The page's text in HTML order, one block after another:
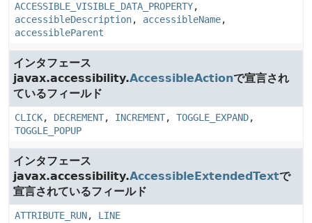
ACCESSIBLE_VISIBLE_DATA_PROPERTY,
accessibleDescription, accessibleName,
accessibleParent
インタフェース
javax.accessibility.AccessibleActionで宣言され
ているフィールド
CLICK, DECREMENT, INCREMENT, TOGGLE_EXPAND,
TOGGLE_POPUP
インタフェース
javax.accessibility.AccessibleExtendedTextで
宣言されているフィールド
ATTRIBUTE_RUN, LINE